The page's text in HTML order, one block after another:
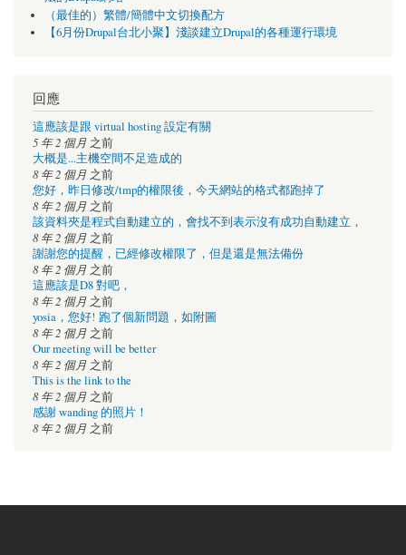
（最佳的）繁體/簡體中文切換配方
【6月份Drupal台北小聚】淺談建立Drupal的各種運行環境
回應
這應該是跟 virtual hosting 設定有關
5 年 2 個月 之前
大概是...主機空間不足造成的
8 年 2 個月 之前
您好，昨日修改/tmp的權限後，今天網站的格式都跑掉了
8 年 2 個月 之前
該資料夾是程式自動建立的，會找不到表示沒有成功自動建立，
8 年 2 個月 之前
謝謝您的提醒，已經修改權限了，但是還是無法備份
8 年 2 個月 之前
這應該是D8 對吧，
8 年 2 個月 之前
yosia，您好! 跑了個新問題，如附圖
8 年 2 個月 之前
Our meeting will be better
8 年 2 個月 之前
This is the link to the
8 年 2 個月 之前
感謝 wanding 的照片！
8 年 2 個月 之前